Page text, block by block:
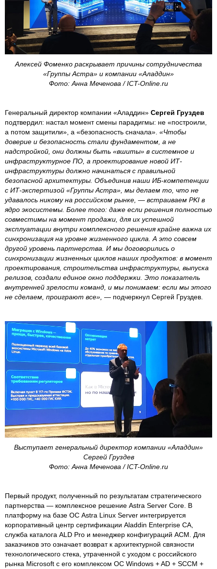
Алексей Фоменко раскрывает причины сотрудничества
«Группы Астра» и компании «Аладдин»
Фото: Анна Меченова / ICT-Online.ru
Генеральный директор компании «Аладдин» Сергей Груздев
подтвердил: настал момент смены парадигмы: не «построили,
а потом защитили», а «безопасность сначала». «Чтобы
доверие и безопасность стали фундаментом, а не
надстройкой, они должны быть «вшиты» в системное и
инфраструктурное ПО, а проектирование новой ИТ-
инфраструктуры должно начинаться с правильной
безопасной архитектуры. Объединив наши ИБ-компетенции
с ИТ-экспертизой «Группы Астра», мы делаем то, что не
удавалось никому на российском рынке, — встраиваем PKI в
ядро экосистемы. Более того: даже если решения полностью
совместимы на момент продажи, для их успешной
эксплуатации внутри комплексного решения крайне важна их
синхронизация на уровне жизненного цикла. А это совсем
другой уровень партнерства. И мы договорились о
синхронизации жизненных циклов наших продуктов: в момент
проектирования, строительства инфраструктуры, выпуска
релизов, создали единое окно поддержки. Это показатель
внутренней зрелости команд, и мы понимаем: если мы этого
не сделаем, проиграют все», — подчеркнул Сергей Груздев.
Выступает генеральный директор компании «Аладдин»
Сергей Груздев
Фото: Анна Меченова / ICT-Online.ru
Первый продукт, полученный по результатам стратегического
партнерства — комплексное решение Astra Server Core. В
платформу на базе ОС Astra Linux Server интегрируется
корпоративный центр сертификации Aladdin Enterprise CA,
служба каталога ALD Pro и менеджер конфигураций ACM. Для
заказчиков это означает возврат к архитектурной связности
технологического стека, утраченной с уходом с российского
рынка Microsoft с его комплексом ОС Windows + AD + SCCM +